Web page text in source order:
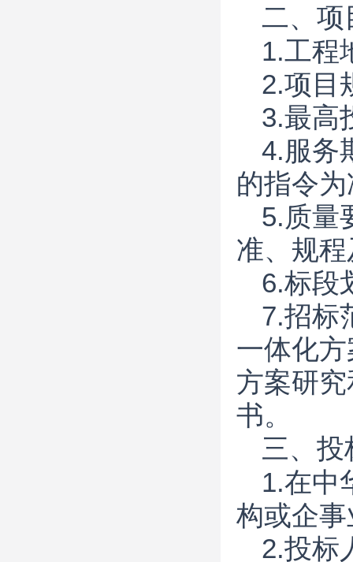
二、项
1.工程
2.项目
3.最高
4.服务
的指令
5.质量
准、规
6.标段
7.招标
一体化
方案研
书。
三、
1.在中
构或企
2.投标